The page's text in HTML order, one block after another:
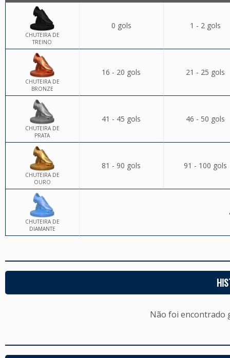
CHUTEIRA DE
TREINO
0 gols 1 - 2 gols
CHUTEIRA DE
BRONZE
16 - 20 gols 21 - 25 gols
CHUTEIRA DE
PRATA
41 - 45 gols 46 - 50 gols
CHUTEIRA DE
OURO
81 - 90 gols 91 - 100 gols
CHUTEIRA DE
DIAMANTE
Não foi encontrado